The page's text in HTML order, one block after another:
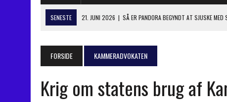
SENESTE 21. JUNI 2026 | SÅ ER PANDORA BEGYNDT AT SJUSKE MED
6. JANUAR 2025 | MYSTIK OM DOBBELT BOGHOLDERI I PANDORA OP TIL
4. JULI 2026
KASI TABTE I BYRETTEN: TRÆKKER NYT ANGREBSVÅBEN
FORSIDE KAMMERADVOKATEN
Krig om statens brug af